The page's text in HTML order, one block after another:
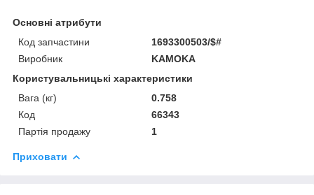
Основні атрибути
Код запчастини
1693300503/$#
Виробник
KAMOKA
Користувальницькі характеристики
Вага (кг)
0.758
Код
66343
Партія продажу
1
Приховати